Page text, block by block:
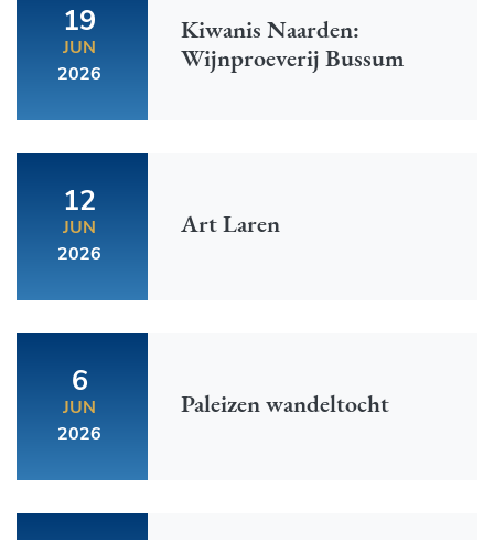
19
JUN
2026
Kiwanis Naarden:
Wijnproeverij Bussum
12
JUN
2026
Art Laren
6
JUN
2026
Paleizen wandeltocht